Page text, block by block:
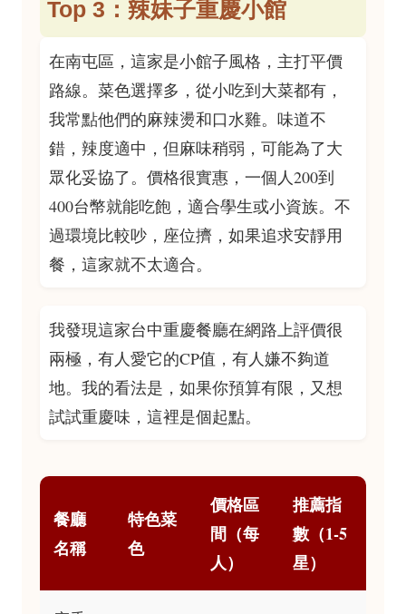
Top 3：辣妹子重慶小館
在南屯區，這家是小館子風格，主打平價
路線。菜色選擇多，從小吃到大菜都有，
我常點他們的麻辣燙和口水雞。味道不
錯，辣度適中，但麻味稍弱，可能為了大
眾化妥協了。價格很實惠，一個人200到
400台幣就能吃飽，適合學生或小資族。不
過環境比較吵，座位擠，如果追求安靜用
餐，這家就不太適合。
我發現這家台中重慶餐廳在網路上評價很
兩極，有人愛它的CP值，有人嫌不夠道
地。我的看法是，如果你預算有限，又想
試試重慶味，這裡是個起點。
餐廳
名稱
特色菜
色
價格區
間（每
人）
推薦指
數（1-5
星）